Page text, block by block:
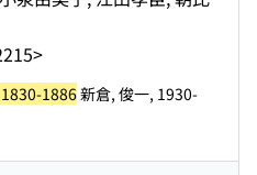
1886新倉, 俊一, 1930-